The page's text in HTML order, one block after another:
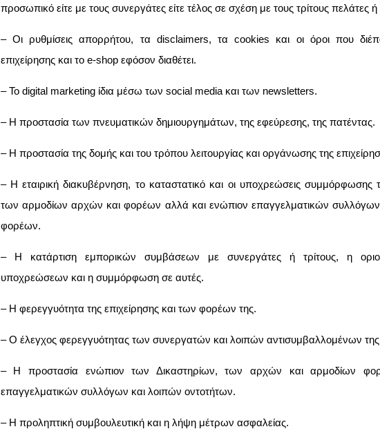
προσωπικό είτε με τους συνεργάτες είτε τέλος σε σχέση με τους τρίτους πελάτες
– Οι ρυθμίσεις απορρήτου, τα disclaimers, τα cookies και οι όροι που
επιχείρησης και το e-shop εφόσον διαθέτει.
– Το digital marketing ίδια μέσω των social media και των newsletters.
– Η προστασία των πνευματικών δημιουργημάτων, της εφεύρεσης, της πατέντας.
– Η προστασία της δομής και του τρόπου λειτουργίας και οργάνωσης της
– Η εταιρική διακυβέρνηση, το καταστατικό και οι υποχρεώσεις συμμόρφωσης
των αρμοδίων αρχών και φορέων αλλά και ενώπιον επαγγελματικών συλλόγων
φορέων.
– Η κατάρτιση εμπορικών συμβάσεων με συνεργάτες ή τρίτους, η
υποχρεώσεων και η συμμόρφωση σε αυτές.
– Η φερεγγυότητα της επιχείρησης και των φορέων της.
– Ο έλεγχος φερεγγυότητας των συνεργατών και λοιπών αντισυμβαλλομένων της
– Η προστασία ενώπιον των Δικαστηρίων, των αρχών και αρμοδίων
επαγγελματικών συλλόγων και λοιπών οντοτήτων.
– Η προληπτική συμβουλευτική και η λήψη μέτρων ασφαλείας.